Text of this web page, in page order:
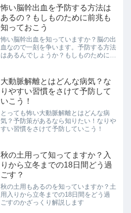
です！
怖い脳幹出血を予防する方法は
あるの？もしものために前兆も
知っておこう
怖い脳幹出血を知っていますか？脳の出
血なので一刻を争います。予防する方法
はあるんでしょうか？もしものために前
大動脈解離とはどんな病気？な
りやすい習慣をさけて予防して
いこう！
とっても怖い大動脈解離とはどんな病
気？予防策があるなら知りたい！なりや
すい習慣をさけて予防していこう！
秋の土用って知ってますか？入
りから立冬までの18日間どう過
ごす？
秋の土用もあるのを知っていますか？土
用入りから立冬までの18日間をどう過
ごすのかざっくり解説します